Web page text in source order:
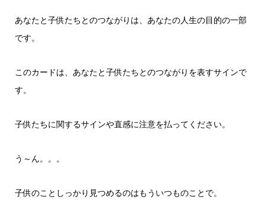
あなたと子供たちとのつながりは、あなたの人生の目的の一部
です。
このカードは、あなたと子供たちとのつながりを表すサインで
す。
子供たちに関するサインや直感に注意を払ってください。
う～ん。。。
子供のことしっかり見つめるのはもういつものことで。